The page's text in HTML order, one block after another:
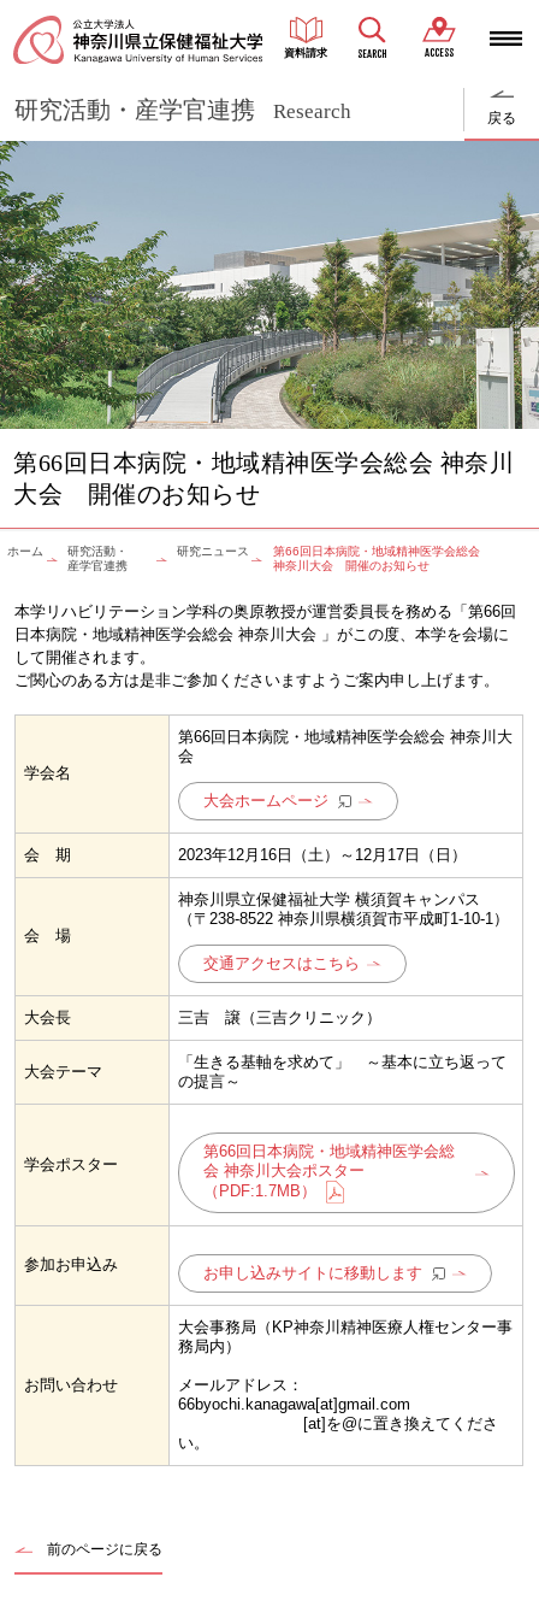
資料請求 SEARCH ACCESS
研究活動・産学官連携 Research 戻る
第66回日本病院・地域精神医学会総会 神奈川
大会 開催のお知らせ
ホーム
研究活動・
産学官連携
研究ニュース
第66回日本病院・地域精神医学会総会
神奈川大会 開催のお知らせ
本学リハビリテーション学科の奥原教授が運営委員長を務める「第66回
日本病院・地域精神医学会総会 神奈川大会 」がこの度、本学を会場に
して開催されます。
ご関心のある方は是非ご参加くださいますようご案内申し上げます。
学会名
第66回日本病院・地域精神医学会総会 神奈川大
会
大会ホームページ
会 期 2023年12月16日（土）～12月17日（日）
会 場
神奈川県立保健福祉大学 横須賀キャンパス
（〒238-8522 神奈川県横須賀市平成町1-10-1）
交通アクセスはこちら
大会長 三吉 譲（三吉クリニック）
大会テーマ
「生きる基軸を求めて」 ～基本に立ち返って
の提言～
学会ポスター
第66回日本病院・地域精神医学会総
会 神奈川大会ポスター
（PDF:1.7MB）
参加お申込み お申し込みサイトに移動します
お問い合わせ
大会事務局（KP神奈川精神医療人権センター事
務局内）
メールアドレス：
66byochi.kanagawa[at]gmail.com
[at]を@に置き換えてくださ
い。
前のページに戻る